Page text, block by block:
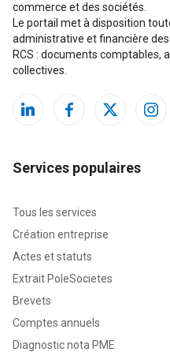
commerce et des sociétés.
Le portail met à disposition
administrative et financière
RCS : documents comptables,
collectives.
Services populaires
Tous les services
Création entreprise
Actes et statuts
Extrait PoleSocietes
Brevets
Comptes annuels
Diagnostic nota PME